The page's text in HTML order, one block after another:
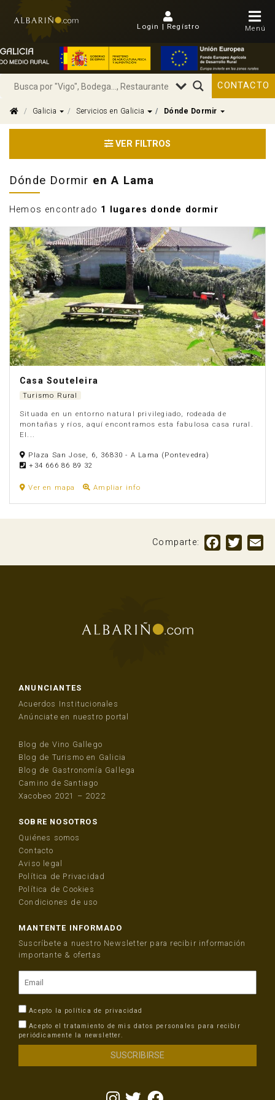
Login | Regístro Menú
Anúnciate
CONTACTO
Galicia Dropdown
Servicios en Galicia Dropdown
Dónde Dormir Dropdown
VER FILTROS
Dónde Dormir en A Lama
Hemos encontrado 1 lugares donde dormir
Casa Souteleira
Turismo Rural
Situada en un entorno natural privilegiado, rodeada de
montañas y ríos, aquí encontramos esta fabulosa casa rural.
El...
Plaza San Jose, 6, 36830 - A Lama (Pontevedra)
+34 666 86 89 32
Ver en mapa Ampliar info
Comparte: Facebook
ANUNCIANTES
Acuerdos Institucionales
Anúnciate en nuestro portal
Blog de Vino Gallego
Blog de Turismo en Galicia
Blog de Gastronomía Gallega
Camino de Santiago
Xacobeo 2021 – 2022
SOBRE NOSOTROS
Quiénes somos
Contacto
Aviso legal
Política de Privacidad
Política de Cookies
Condiciones de uso
MANTENTE INFORMADO
Suscríbete a nuestro Newsletter para recibir información
importante & ofertas
Acepto la política de privacidad
Acepto el tratamiento de mis datos personales para recibir
periódicamente la newsletter.